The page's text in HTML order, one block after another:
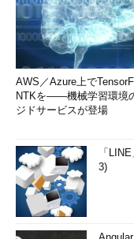
AWS／Azure上で
NTKを――機械学習環境
ジドサービスが登場
「
3)